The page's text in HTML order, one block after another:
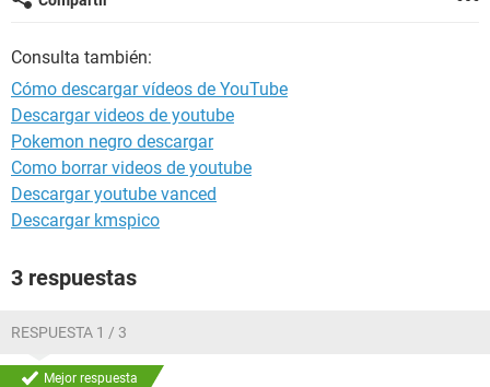
Consulta también:
Cómo descargar vídeos de YouTube
Descargar videos de youtube
Pokemon negro descargar
Como borrar videos de youtube
Descargar youtube vanced
Descargar kmspico
3 respuestas
RESPUESTA 1 / 3
Mejor respuesta